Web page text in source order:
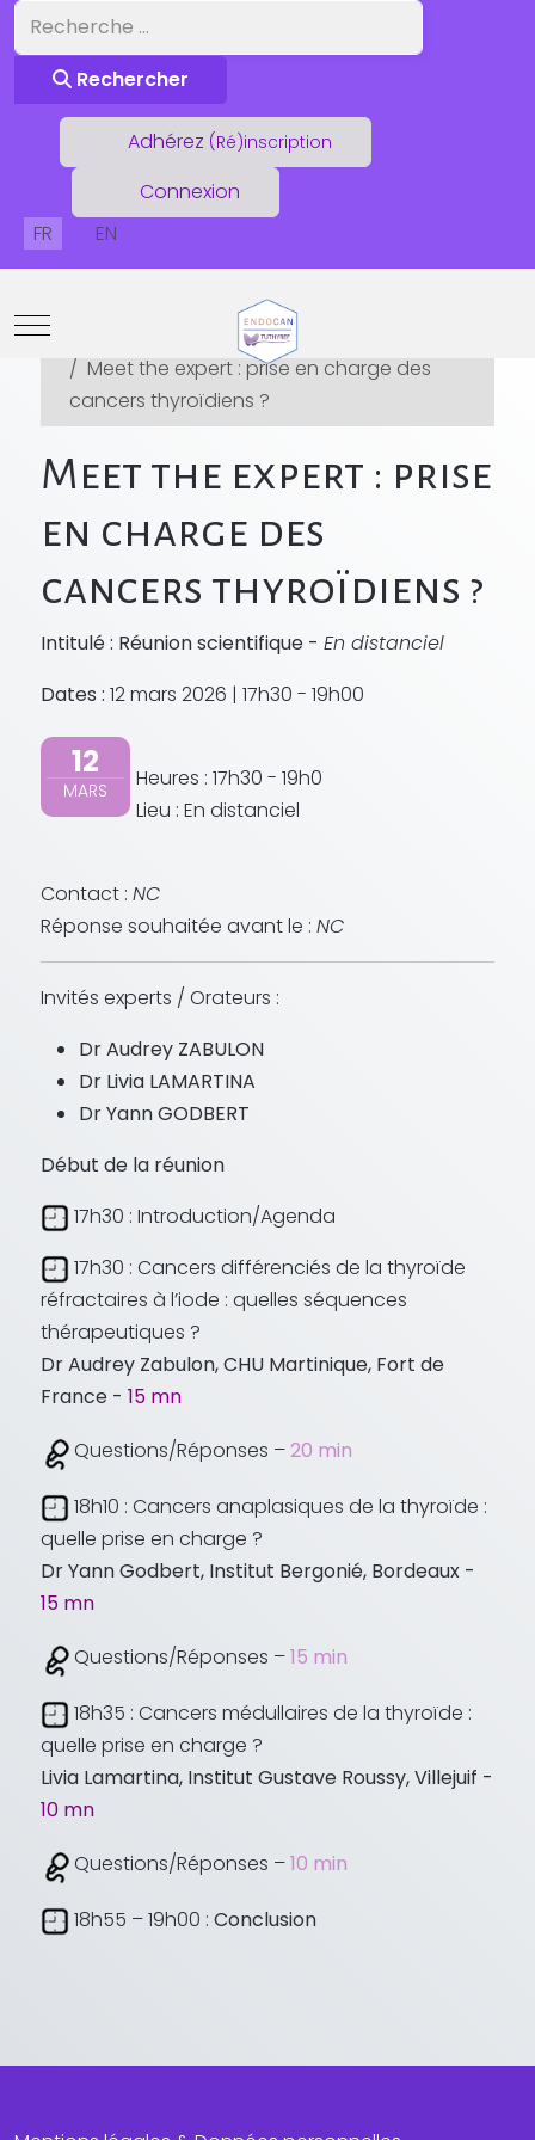
Rechercher
Rechercher
Adhérez (Ré)inscription
Connexion
Sélectionnez votre langue
FR EN
Mobile Menu ToggleAccueil Agenda
Meet the expert : prise en charge des
cancers thyroïdiens ?
Meet the expert : prise
en charge des
cancers thyroïdiens ?
Intitulé : Réunion scientifique -En distanciel
Dates :12 mars 2026 | 17h30 - 19h00
12
MARS
Heures : 17h30 - 19h0
Lieu : En distanciel
Contact :NC
Réponse souhaitée avant le :NC
Invités experts / Orateurs :
Dr Audrey ZABULON
Dr Livia LAMARTINA
Dr Yann GODBERT
Début de la réunion
17h30 : Introduction/Agenda
17h30 : Cancers différenciés de la thyroïde
réfractaires à l’iode : quelles séquences
thérapeutiques ?
Dr Audrey Zabulon, CHU Martinique, Fort de
France -15 mn
Questions/Réponses –20 min
18h10 : Cancers anaplasiques de la thyroïde :
quelle prise en charge ?
Dr Yann Godbert, Institut Bergonié, Bordeaux -
15 mn
Questions/Réponses –15 min
18h35 : Cancers médullaires de la thyroïde :
quelle prise en charge ?
Livia Lamartina, Institut Gustave Roussy, Villejuif -
10 mn
Questions/Réponses –10 min
18h55 – 19h00 :Conclusion